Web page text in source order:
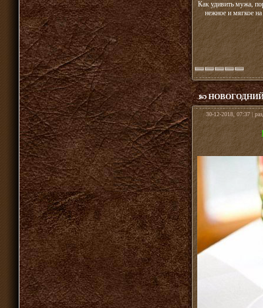
Как удивить мужа,
нежное и мягкое
30-12-2018, 07:37 |